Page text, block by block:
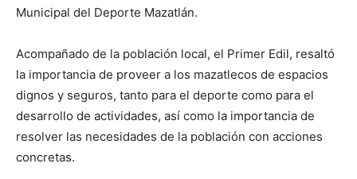
Municipal del Deporte Mazatlán.
Acompañado de la población local, el Primer Edil, resaltó
la importancia de proveer a los mazatlecos de espacios
dignos y seguros, tanto para el deporte como para el
desarrollo de actividades, así como la importancia de
resolver las necesidades de la población con acciones
concretas.